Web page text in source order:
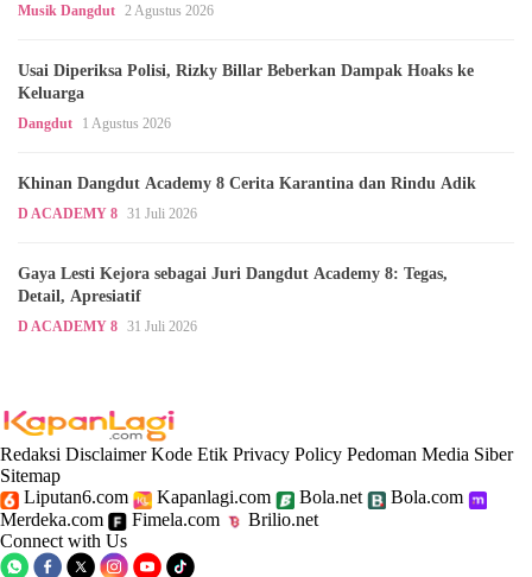
Musik Dangdut 2 Agustus 2026
Usai Diperiksa Polisi, Rizky Billar Beberkan Dampak Hoaks ke
Keluarga
Dangdut 1 Agustus 2026
Khinan Dangdut Academy 8 Cerita Karantina dan Rindu Adik
D ACADEMY 8 31 Juli 2026
Gaya Lesti Kejora sebagai Juri Dangdut Academy 8: Tegas,
Detail, Apresiatif
D ACADEMY 8 31 Juli 2026
Redaksi Disclaimer Kode Etik Privacy Policy Pedoman Media Siber
Sitemap
Liputan6.com
Kapanlagi.com Bola.net
Bola.com
Merdeka.com
Fimela.com
Brilio.net
Connect with Us